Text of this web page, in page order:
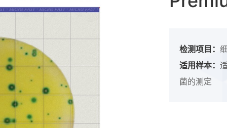
检测项目：
适用样本：
菌的测定